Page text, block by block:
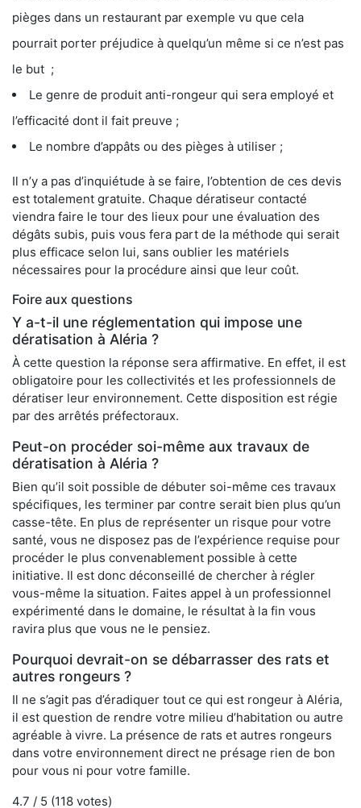
pièges dans un restaurant par exemple vu que cela
pourrait porter préjudice à quelqu’un même si ce n’est pas
le but ;
Le genre de produit anti-rongeur qui sera employé et
l’efficacité dont il fait preuve ;
Le nombre d’appâts ou des pièges à utiliser ;
Il n’y a pas d’inquiétude à se faire, l’obtention de ces devis
est totalement gratuite. Chaque dératiseur contacté
viendra faire le tour des lieux pour une évaluation des
dégâts subis, puis vous fera part de la méthode qui serait
plus efficace selon lui, sans oublier les matériels
nécessaires pour la procédure ainsi que leur coût.
Foire aux questions
Y a-t-il une réglementation qui impose une
dératisation à Aléria ?
À cette question la réponse sera affirmative. En effet, il est
obligatoire pour les collectivités et les professionnels de
dératiser leur environnement. Cette disposition est régie
par des arrêtés préfectoraux.
Peut-on procéder soi-même aux travaux de
dératisation à Aléria ?
Bien qu’il soit possible de débuter soi-même ces travaux
spécifiques, les terminer par contre serait bien plus qu’un
casse-tête. En plus de représenter un risque pour votre
santé, vous ne disposez pas de l’expérience requise pour
procéder le plus convenablement possible à cette
initiative. Il est donc déconseillé de chercher à régler
vous-même la situation. Faites appel à un professionnel
expérimenté dans le domaine, le résultat à la fin vous
ravira plus que vous ne le pensiez.
Pourquoi devrait-on se débarrasser des rats et
autres rongeurs ?
Il ne s’agit pas d’éradiquer tout ce qui est rongeur à Aléria,
il est question de rendre votre milieu d’habitation ou autre
agréable à vivre. La présence de rats et autres rongeurs
dans votre environnement direct ne présage rien de bon
pour vous ni pour votre famille.
4.7 / 5 (118 votes)